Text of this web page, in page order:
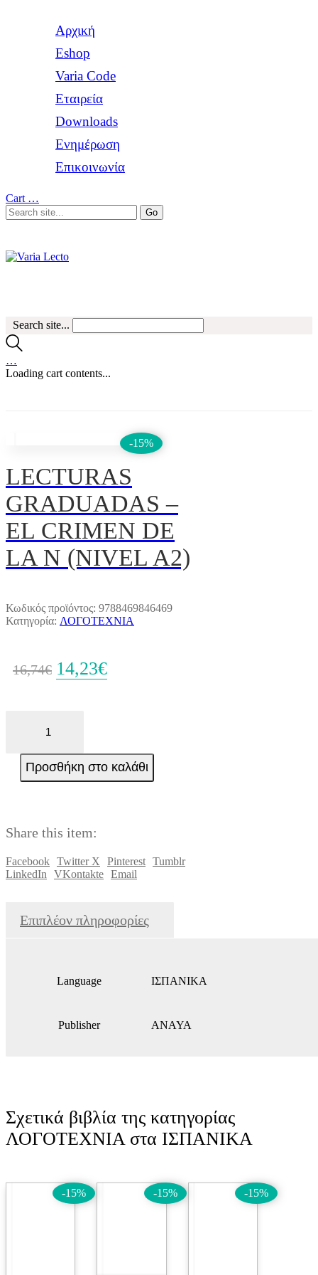
Αρχική
Eshop
Varia Code
Εταιρεία
Downloads
Ενημέρωση
Επικοινωνία
Cart …
Search site...
…
Loading cart contents...
-15%
LECTURAS
GRADUADAS –
EL CRIMEN DE
LA N (NIVEL A2)
Κωδικός προϊόντος: 9788469846469
Κατηγορία: ΛΟΓΟΤΕΧΝΙΑ
16,74€ Original
14,23€
14,23€.
GRADUADAS
CRIMEN
DE
A2)
Προσθήκη στο καλάθι
Share this item:
Facebook Twitter X Pinterest Tumblr
LinkedIn
VKontakte Email
Επιπλέον πληροφορίες
Language ΙΣΠΑΝΙΚΑ
Publisher ANAYA
Σχετικά βιβλία της κατηγορίας
ΛΟΓΟΤΕΧΝΙΑ στα ΙΣΠΑΝΙΚΑ
-15% -15% -15%